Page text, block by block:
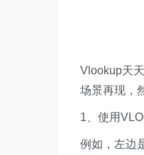
Vlookup天
场景再现，
1、使用
例如，左边